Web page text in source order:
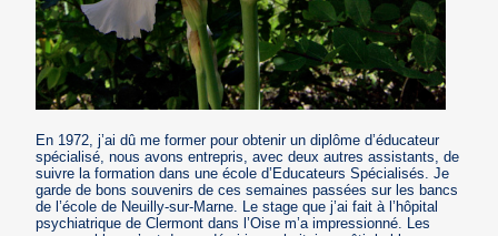
En 1972, j’ai dû me former pour obtenir un diplôme d’éducateur
spécialisé, nous avons entrepris, avec deux autres assistants, de
suivre la formation dans une école d’Educateurs Spécialisés. Je
garde de bons souvenirs de ces semaines passées sur les bancs
de l’école de Neuilly-sur-Marne. Le stage que j’ai fait à l’hôpital
psychiatrique de Clermont dans l’Oise m’a impressionné. Les